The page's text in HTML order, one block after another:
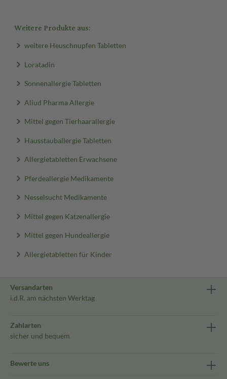
Weitere Produkte aus:
weitere Heuschnupfen Tabletten
Loratadin
Sonnenallergie Tabletten
Aliud Pharma Allergie
Mittel gegen Tierhaarallergie
Hausstauballergie Tabletten
Allergietabletten Erwachsene
Pferdeallergie Medikamente
Nesselsucht Medikamente
Mittel gegen Katzenallergie
Mittel gegen Hundeallergie
Allergietabletten für Kinder
Versandarten
i.d.R. am nächsten Werktag
Zahlarten
sicher und bequem
Bewerte uns